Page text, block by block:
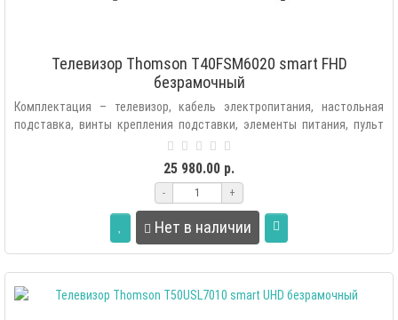
Телевизор Thomson T40FSM6020 smart FHD
безрамочный
Комплектация – телевизор, кабель электропитания, настольная
подставка, винты крепления подставки, элементы питания, пульт
25 980.00 р.
- +
Нет в наличии